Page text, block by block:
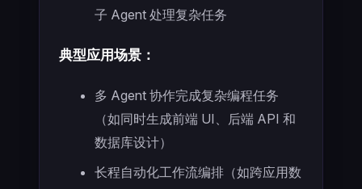
子 Agent 处理复杂任务
典型应用场景：
多 Agent 协作完成复杂编程任务
（如同时生成前端 UI、后端 API 和
数据库设计）
长程自动化工作流编排（如跨应用数